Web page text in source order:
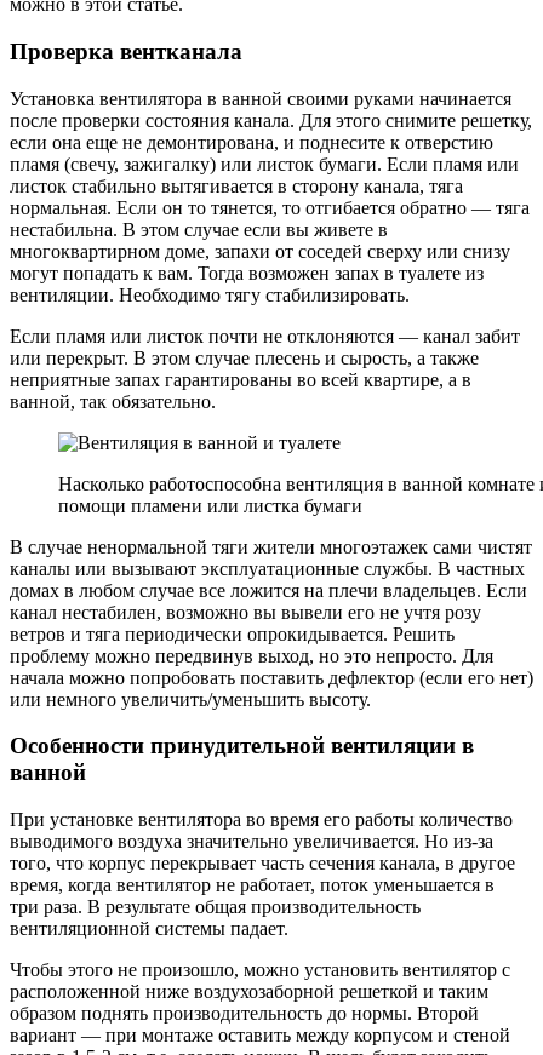
можно в этой статье.
Проверка вентканала
Установка вентилятора в ванной своими руками начинается
после проверки состояния канала. Для этого снимите решетку,
если она еще не демонтирована, и поднесите к отверстию
пламя (свечу, зажигалку) или листок бумаги. Если пламя или
листок стабильно вытягивается в сторону канала, тяга
нормальная. Если он то тянется, то отгибается обратно — тяга
нестабильна. В этом случае если вы живете в
многоквартирном доме, запахи от соседей сверху или снизу
могут попадать к вам. Тогда возможен запах в туалете из
вентиляции. Необходимо тягу стабилизировать.
Если пламя или листок почти не отклоняются — канал забит
или перекрыт. В этом случае плесень и сырость, а также
неприятные запах гарантированы во всей квартире, а в
ванной, так обязательно.
Насколько работоспособна вентиляция в ванной комнате
помощи пламени или листка бумаги
В случае ненормальной тяги жители многоэтажек сами чистят
каналы или вызывают эксплуатационные службы. В частных
домах в любом случае все ложится на плечи владельцев. Если
канал нестабилен, возможно вы вывели его не учтя розу
ветров и тяга периодически опрокидывается. Решить
проблему можно передвинув выход, но это непросто. Для
начала можно попробовать поставить дефлектор (если его нет)
или немного увеличить/уменьшить высоту.
Особенности принудительной вентиляции в
ванной
При установке вентилятора во время его работы количество
выводимого воздуха значительно увеличивается. Но из-за
того, что корпус перекрывает часть сечения канала, в другое
время, когда вентилятор не работает, поток уменьшается в
три раза. В результате общая производительность
вентиляционной системы падает.
Чтобы этого не произошло, можно установить вентилятор с
расположенной ниже воздухозаборной решеткой и таким
образом поднять производительность до нормы. Второй
вариант — при монтаже оставить между корпусом и стеной